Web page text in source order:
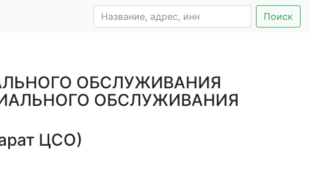
Поиск
ОБСЛУЖИВАНИЯ
ОБСЛУЖИВАНИЯ
ЦСО)